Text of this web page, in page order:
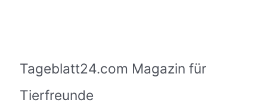
Tageblatt24.com Magazin für
Tierfreunde